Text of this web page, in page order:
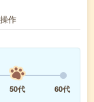
作
50代
60代